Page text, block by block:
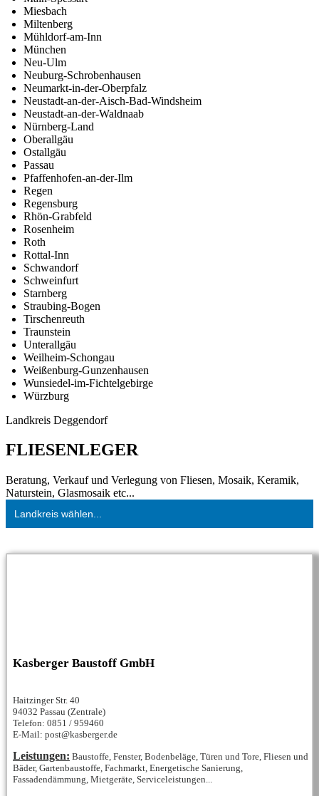
Miesbach
Miltenberg
Mühldorf-am-Inn
München
Neu-Ulm
Neuburg-Schrobenhausen
Neumarkt-in-der-Oberpfalz
Neustadt-an-der-Aisch-Bad-Windsheim
Neustadt-an-der-Waldnaab
Nürnberg-Land
Oberallgäu
Ostallgäu
Passau
Pfaffenhofen-an-der-Ilm
Regen
Regensburg
Rhön-Grabfeld
Rosenheim
Roth
Rottal-Inn
Schwandorf
Schweinfurt
Starnberg
Straubing-Bogen
Tirschenreuth
Traunstein
Unterallgäu
Weilheim-Schongau
Weißenburg-Gunzenhausen
Wunsiedel-im-Fichtelgebirge
Würzburg
Landkreis Deggendorf
FLIESENLEGER
Beratung, Verkauf und Verlegung von Fliesen, Mosaik, Keramik,
Naturstein, Glasmosaik etc...
Landkreis wählen...
Kasberger Baustoff GmbH
Haitzinger Str. 40
94032 Passau (Zentrale)
Telefon: 0851 / 959460
E-Mail: post@kasberger.de
Leistungen: Baustoffe, Fenster, Bodenbeläge, Türen und Tore, Fliesen und
Bäder, Gartenbaustoffe, Fachmarkt, Energetische Sanierung,
Fassadendämmung, Mietgeräte, Serviceleistungen...